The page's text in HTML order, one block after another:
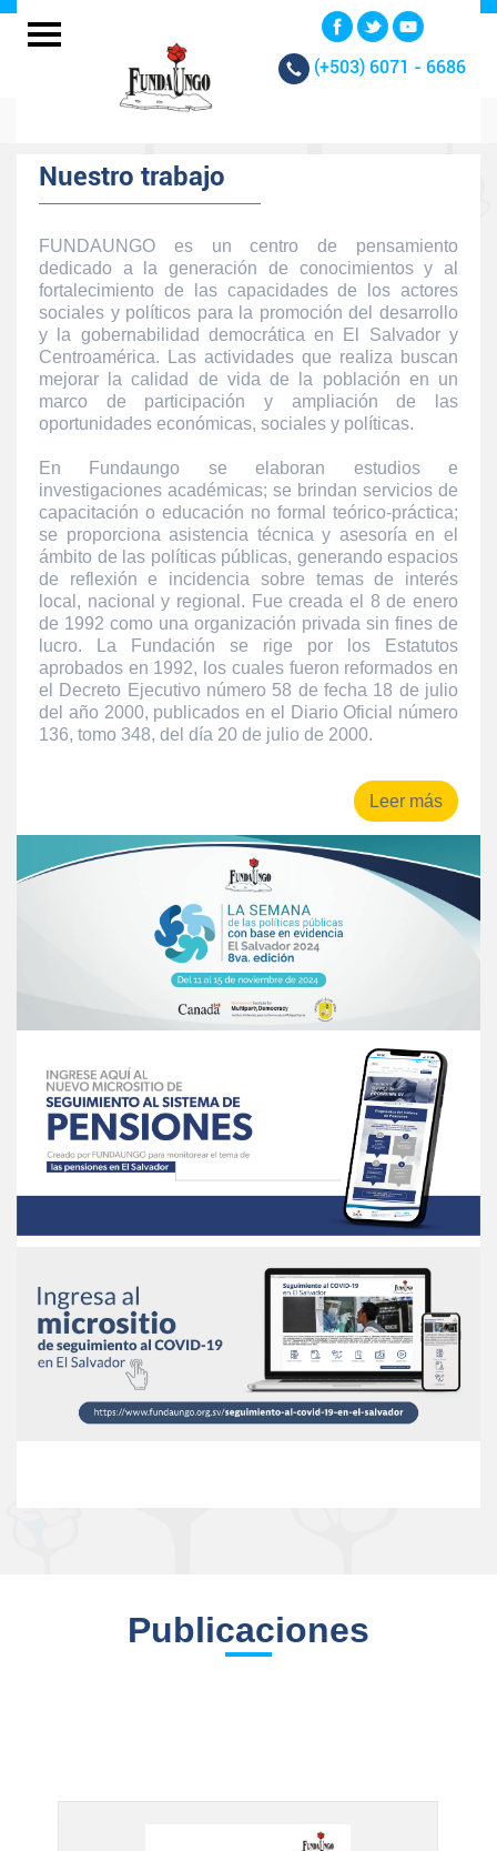
(+503) 6071 - 6686
Nuestro trabajo
FUNDAUNGO es un centro de pensamiento
dedicado a la generación de conocimientos y al
fortalecimiento de las capacidades de los actores
sociales y políticos para la promoción del desarrollo
y la gobernabilidad democrática en El Salvador y
Centroamérica. Las actividades que realiza buscan
mejorar la calidad de vida de la población en un
marco de participación y ampliación de las
oportunidades económicas, sociales y políticas.
En Fundaungo se elaboran estudios e
investigaciones académicas; se brindan servicios de
capacitación o educación no formal teórico-práctica;
se proporciona asistencia técnica y asesoría en el
ámbito de las políticas públicas, generando espacios
de reflexión e incidencia sobre temas de interés
local, nacional y regional. Fue creada el 8 de enero
de 1992 como una organización privada sin fines de
lucro. La Fundación se rige por los Estatutos
aprobados en 1992, los cuales fueron reformados en
el Decreto Ejecutivo número 58 de fecha 18 de julio
del año 2000, publicados en el Diario Oficial número
136, tomo 348, del día 20 de julio de 2000.
Leer más
Publicaciones